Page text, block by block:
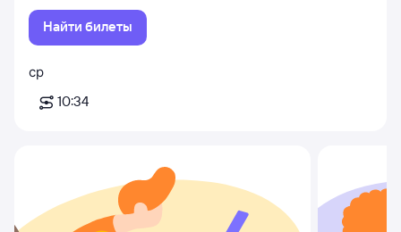
Найти билеты
ср
10:34